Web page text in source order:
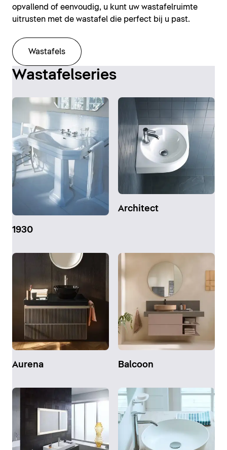
opvallend of eenvoudig, u kunt uw wastafelruimte
uitrusten met de wastafel die perfect bij u past.
Wastafels
Wastafelseries
1930
Architect
Aurena Balcoon